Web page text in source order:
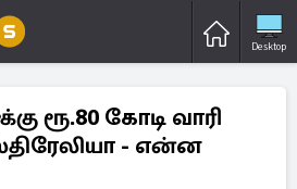
Desktop
ரூ.80 கோடி வாரி
- என்ன